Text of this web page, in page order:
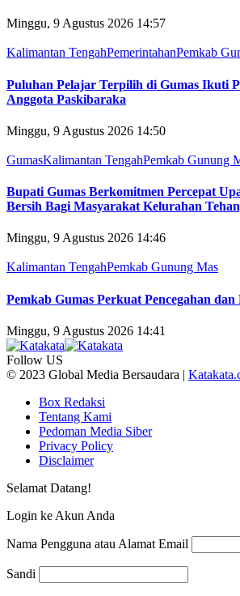
Minggu, 9 Agustus 2026 14:57
Kalimantan TengahPemerintahanPemkab
Puluhan Pelajar Terpilih di Gumas Ikuti
Anggota Paskibaraka
Minggu, 9 Agustus 2026 14:50
GumasKalimantan TengahPemkab Gunung
Bupati Gumas Berkomitmen Percepat
Bersih Bagi Masyarakat Kelurahan
Minggu, 9 Agustus 2026 14:46
Kalimantan TengahPemkab Gunung Mas
Pemkab Gumas Perkuat Pencegahan
Minggu, 9 Agustus 2026 14:41
Follow US
© 2023 Global Media Bersaudara |
Box Redaksi
Tentang Kami
Pedoman Media Siber
Privacy Policy
Disclaimer
Selamat Datang!
Login ke Akun Anda
Nama Pengguna atau Alamat Email
Sandi